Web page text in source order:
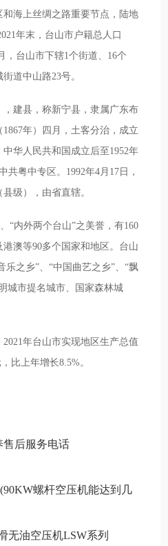
海上丝绸之路重要节点，陆地
年末，台山市户籍总人口
，台山市下辖1个街道、16个
道中山路23号。
，建县，称新宁县，隶属广东布
年）四月，土客分治，成立
华人民共和国成立后至1952年
共粤中专区。1992年4月17日，
级），由省直辖。
“内外两个台山”之美誉，有160
澳等90多个国家和地区。台山
乐之乡”、“中国曲艺之乡”、“飘
城市提名城市、国家森林城
年台山市实现地区生产总值
比上年增长8.5%。
售后服务电话
螺杆空压机能达到几
无油空压机LSW系列